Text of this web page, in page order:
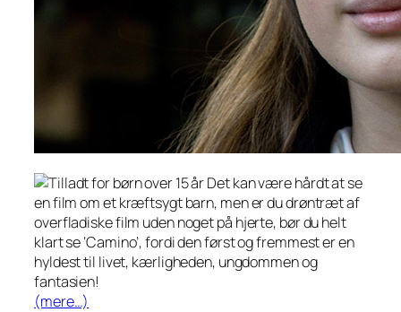
Det kan være hårdt at se
en film om et kræftsygt barn, men er du drøntræt af
overfladiske film uden noget på hjerte, bør du helt
klart se ‘Camino’, fordi den først og fremmest er en
hyldest til livet, kærligheden, ungdommen og
fantasien!
(mere…)